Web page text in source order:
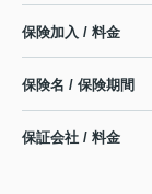
保険加入 / 料金
保険名 / 保険期間
保証会社 / 料金